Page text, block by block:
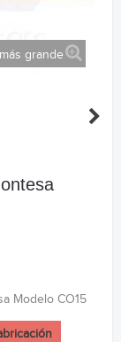
grande
Modelo CO15